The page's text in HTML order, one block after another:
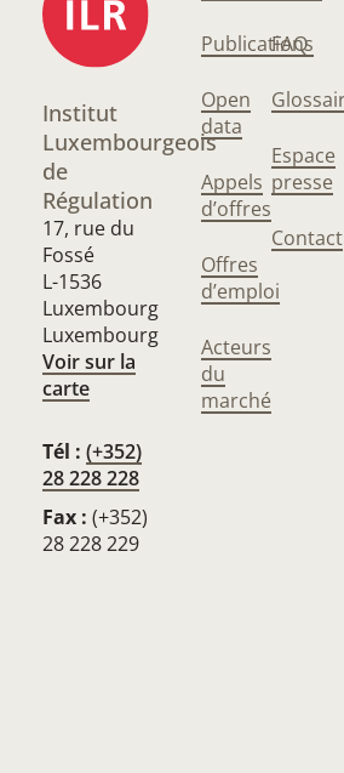
Institut
Luxembourgeois
de
Régulation
17, rue du
Fossé
L-1536
Luxembourg
Luxembourg
Voir sur la
carte
Tél : (+352)
28 228 228
Fax : (+352)
28 228 229
Publications
Open
data
Appels
d’offres
Offres
d’emploi
Acteurs
du
marché
FAQ
Espace
presse
Contact